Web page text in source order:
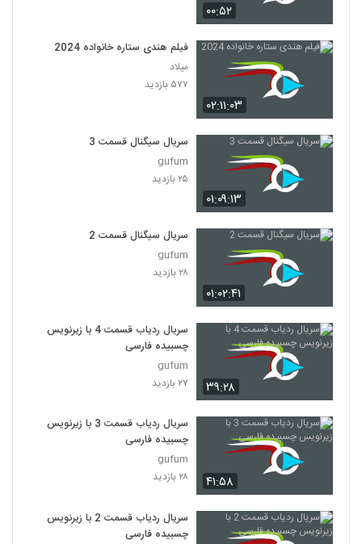
۰۰:۵۲
۰۲:۱۱:۰۳
فیلم هندی ستاره خانواده 2024
میلاد
۵۷۷ بازدید
۰۱:۰۹:۱۳
سریال سیگنال قسمت 3
gufum
۲۵ بازدید
۰۱:۰۲:۴۱
سریال سیگنال قسمت 2
gufum
۲۸ بازدید
۳۹:۲۸
سریال ردیاب قسمت 4 با زیرنویس
چسبیده فارسی
gufum
۲۷ بازدید
۴۱:۵۸
سریال ردیاب قسمت 3 با زیرنویس
چسبیده فارسی
gufum
۲۸ بازدید
سریال ردیاب قسمت 2 با زیرنویس
چسبیده فارسی